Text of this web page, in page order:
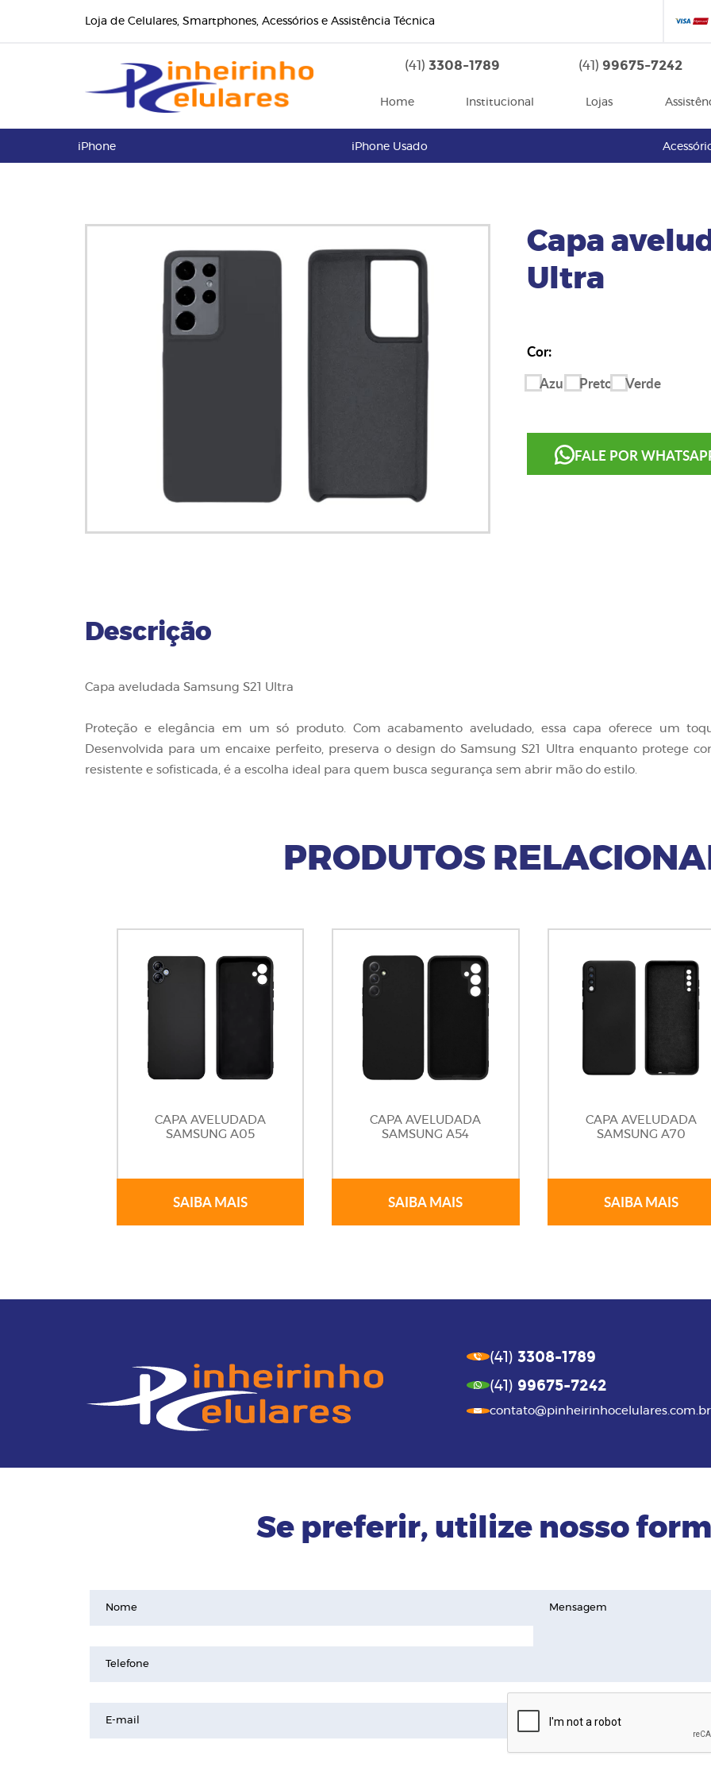
Loja de Celulares, Smartphones, Acessórios e Assistência Técnica
(41) 3308-1789 (41) 99675-7242
Home Institucional Lojas
iPhone iPhone Usado
Capa
Ultra
Cor:
Azul
Preto Verde
FALE POR
Descrição
Capa aveludada Samsung S21 Ultra
Proteção e elegância em um só produto. Com acabamento aveludado, essa capa oferece um
Desenvolvida para um encaixe perfeito, preserva o design do Samsung S21 Ultra enquanto protege
resistente e sofisticada, é a escolha ideal para quem busca segurança sem abrir mão do estilo.
PRODUTOS
CAPA AVELUDADA
SAMSUNG A05
SAIBA MAIS
CAPA AVELUDADA
SAMSUNG A54
SAIBA MAIS
CAPA AVELUDADA
SAMSUNG A70
SAIBA MAIS
(41) 3308-1789
(41) 99675-7242
contato@pinheirinhocelulares.com.br
Se preferir, utilize nosso
Nome
Telefone
E-mail
Mensagem